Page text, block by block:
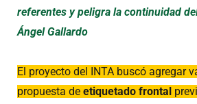
referentes y peligra la continuidad
Ángel Gallardo
El proyecto del INTA buscó agregar
propuesta de etiquetado frontal